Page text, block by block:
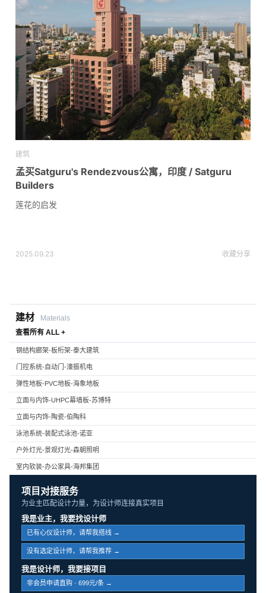
建筑
孟买Satguru's Rendezvous公寓，印度 / Satguru
Builders
莲花的启发
2025.09.23 收藏分享
建材
Materials
查看所有 ALL +
钢结构廊架-板桁架-泰大建筑
门控系统-自动门-濠振机电
弹性地板-PVC地板-海象地板
立面与内饰-UHPC幕墙板-苏博特
立面与内饰-陶瓷-伯陶科
泳池系统-装配式泳池-诺亚
户外灯光-景观灯光-森朝照明
室内软装-办公家具-海邦集团
项目对接服务
为业主匹配设计力量，为设计师连接真实项目
我是业主，我要找设计师
已有心仪设计师，请帮我搭线 →
没有选定设计师，请帮我推荐 →
我是设计师，我要接项目
非会员申请直购 · 699元/条 →